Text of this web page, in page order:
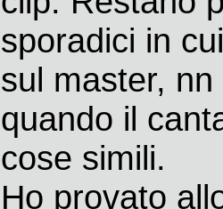
sporadici in
sul master,
quando il
cose simili.
Ho provato